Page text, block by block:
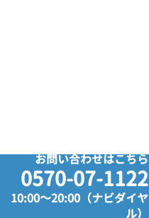
お問い合わせはこちら
0570-07-1122
10:00～20:00（ナビダイヤ
ル）